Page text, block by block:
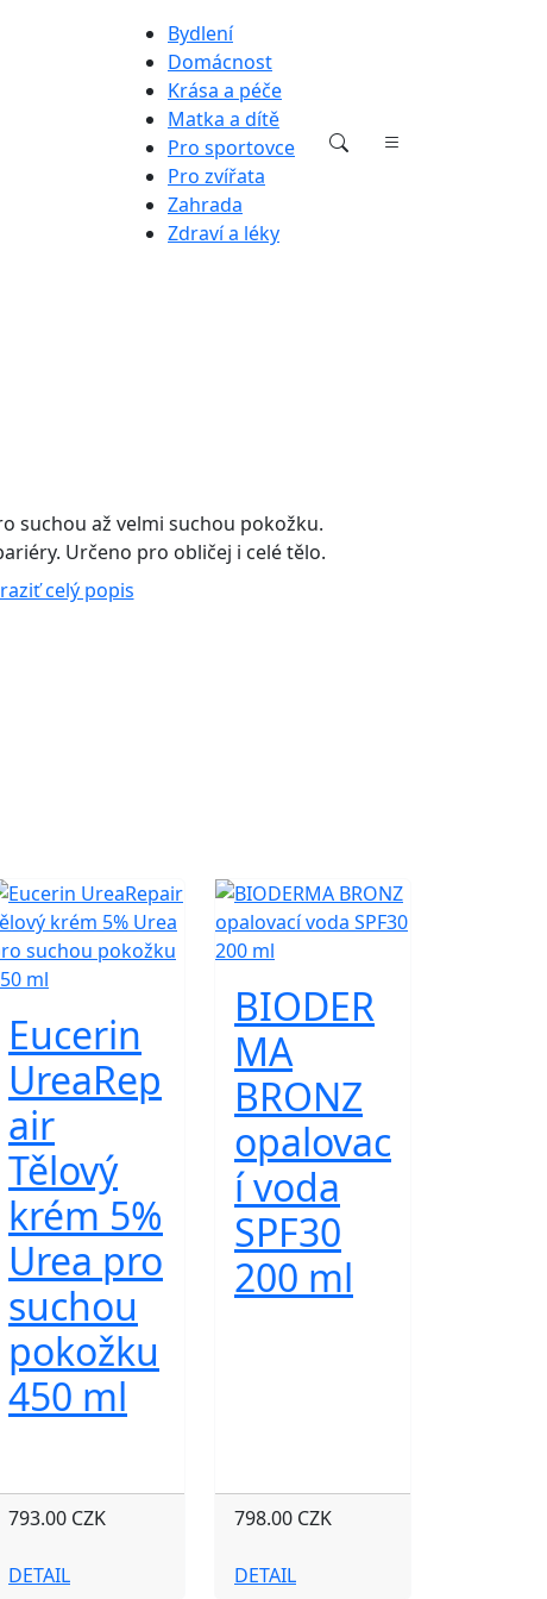
Bydlení
Domácnost
Krása a péče
Matka a dítě
Pro sportovce
Pro zvířata
Zahrada
Zdraví a léky
suchou až velmi suchou pokožku.
Určeno pro obličej i celé tělo.
celý popis
Eucerin
UreaRep
air
Tělový
krém 5%
Urea pro
suchou
pokožku
450 ml
793.00 CZK
DETAIL
BIODER
MA
BRONZ
opalovac
í voda
SPF30
200 ml
798.00 CZK
DETAIL